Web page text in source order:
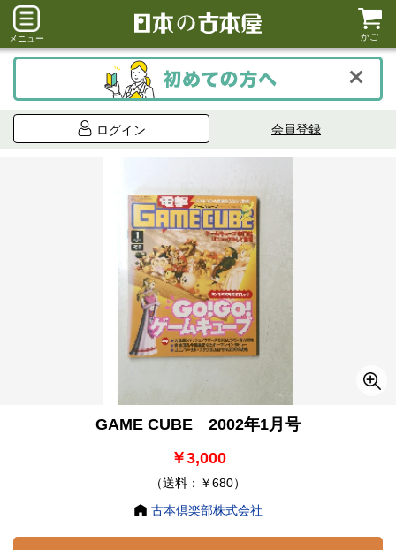
メニュー かご
ログイン 会員登録
GAME CUBE 2002年1月号
￥3,000
（送料：￥680）
古本倶楽部株式会社